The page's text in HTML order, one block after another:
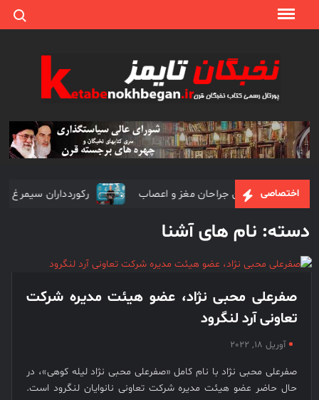
for:
کتاب
نخبگان
+ پورتال
کتاب
ایران –
– کتاب
نخبگان
اختصاصی رکوردداران یکی از مشهورترین جراحان مغز و اعصاب
دسته: نام های آشنا
صفرعلی محبی نژاد، عضو هیئت مدیره شرکت
تعاونی آرد لنگرود
آوریل 18, 2022
صفرعلی محبی نژاد با نام کامل «صفرعلی محبی نژاد لیله کوهی»، در
حال حاضر عضو هیئت مدیره شرکت تعاونی نانوایان لنگرود است.